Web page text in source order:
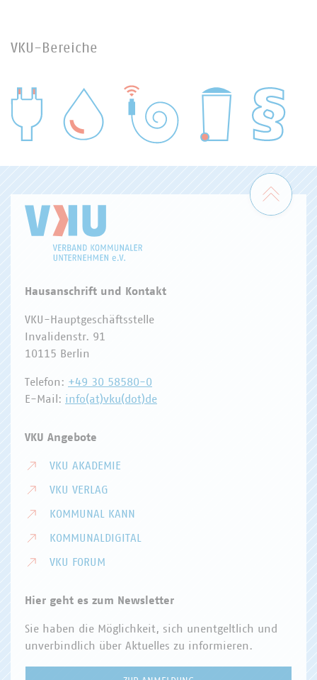
VKU-Bereiche
WASSER/ABWASSER
Zum
Hausanschrift und Kontakt
VKU-Hauptgeschäftsstelle
Invalidenstr. 91
10115 Berlin
Telefon: +49 30 58580-0
E-Mail: info(at)vku(dot)de
VKU Angebote
VKU AKADEMIE
VKU VERLAG
KOMMUNAL KANN
KOMMUNALDIGITAL
VKU FORUM
Hier geht es zum Newsletter
Sie haben die Möglichkeit, sich unentgeltlich und
unverbindlich über Aktuelles zu informieren.